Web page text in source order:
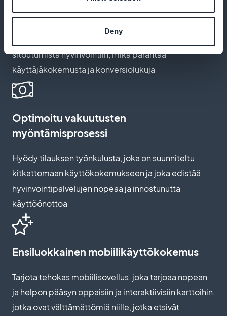
Deny
Mukauta tilaussivuja
Luo tilaussivut, jotka heijastavat rauhallisuutta ja
sitoutumista hyvinvointiin, mikä parantaa
käyttäjäkokemusta ja konversiolukuja
Optimoitu vakuutusten
myöntämisprosessi
Hyödy tilauksen työnkulusta, joka on suunniteltu
kitkattomaan käyttökokemukseen ja joka edistää
hyvinvointipalvelujen nopeaa ja innostunutta
käyttöönottoa
Ensiluokkainen mobiilikäyttökokemus
Tarjota tehokas mobiilisovellus, joka tarjoaa nopean
ja helpon pääsyn oppaisiin ja interaktiivisiin karttoihin,
jotka ovat välttämättömiä niille, jotka etsivät